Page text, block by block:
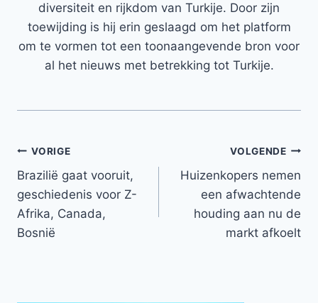
diversiteit en rijkdom van Turkije. Door zijn
toewijding is hij erin geslaagd om het platform
om te vormen tot een toonaangevende bron voor
al het nieuws met betrekking tot Turkije.
Bericht
navigatie
VORIGE
Brazilië gaat vooruit,
geschiedenis voor Z-
Afrika, Canada,
Bosnië
VOLGENDE
Huizenkopers nemen
een afwachtende
houding aan nu de
markt afkoelt